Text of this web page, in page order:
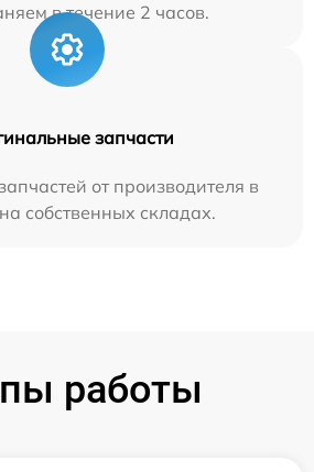
в течение 2 часов.
запчасти
от производителя в
собственных складах.
работы